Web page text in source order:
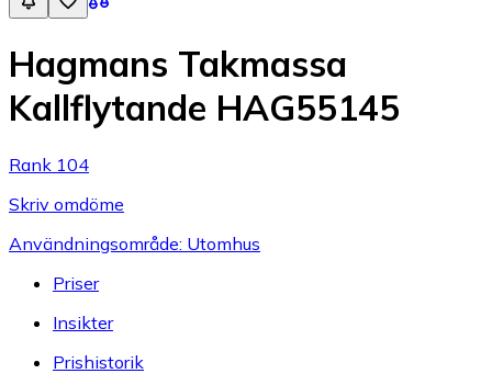
Hagmans Takmassa
Kallflytande HAG55145
Rank 104
Skriv omdöme
Användningsområde: Utomhus
Priser
Insikter
Prishistorik